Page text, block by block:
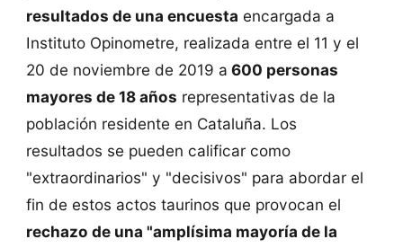
resultados de una encuesta encargada a
Instituto Opinometre, realizada entre el 11 y el
20 de noviembre de 2019 a 600 personas
mayores de 18 años representativas de la
población residente en Cataluña. Los
resultados se pueden calificar como
"extraordinarios" y "decisivos" para abordar el
fin de estos actos taurinos que provocan el
rechazo de una "amplísima mayoría de la